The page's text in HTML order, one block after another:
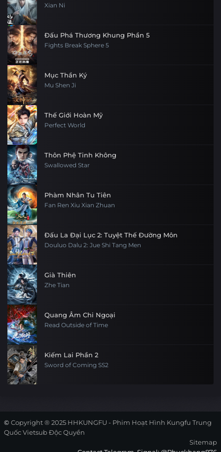
Xian Ni
Đấu Phá Thương Khung Phần 5
Fights Break Sphere 5
Mục Thần Ký
Mu Shen Ji
Thế Giới Hoàn Mỹ
Perfect World
Thôn Phệ Tinh Không
Swallowed Star
Phàm Nhân Tu Tiên
Fan Ren Xiu Xian Zhuan
Đấu La Đại Lục 2: Tuyệt Thế Đường Môn
Douluo Dalu 2: Jue Shi Tang Men
Già Thiên
Zhe Tian
Quang Âm Chi Ngoại
Read Outside of Time
Kiếm Lai Phần 2
Sword of Coming SS2
© Copyright ® 2025 HHKUNGFU - Phim Hoạt Hình Kungfu Trung
Quốc Vietsub Độc Quyền
Sitemap